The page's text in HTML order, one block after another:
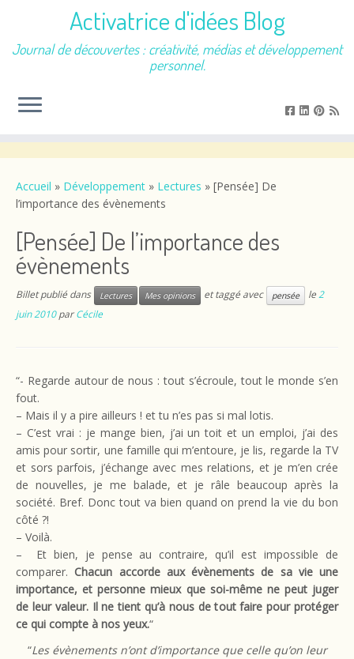
contenu
Activatrice d'idées Blog
Journal de découvertes : créativité, médias et développement
personnel.
Accueil » Développement » Lectures » [Pensée] De
l’importance des évènements
[Pensée] De l’importance des
évènements
Billet publié dans Lectures Mes opinions et taggé avec pensée le2
juin 2010 parCécile
“- Regarde autour de nous : tout s’écroule, tout le monde s’en
fout.
– Mais il y a pire ailleurs ! et tu n’es pas si mal lotis.
– C’est vrai : je mange bien, j’ai un toit et un emploi, j’ai des
amis pour sortir, une famille qui m’entoure, je lis, regarde la TV
et sors parfois, j’échange avec mes relations, et je m’en crée
de nouvelles, je me balade, et je râle beaucoup après la
société. Bref. Donc tout va bien quand on prend la vie du bon
côté ?!
– Voilà.
– Et bien, je pense au contraire, qu’il est impossible de
comparer.Chacun accorde aux évènements de sa vie une
importance, et personne mieux que soi-même ne peut juger
de leur valeur. Il ne tient qu’à nous de tout faire pour protéger
ce qui compte à nos yeux.“
“Les évènements n’ont d’importance que celle qu’on leur